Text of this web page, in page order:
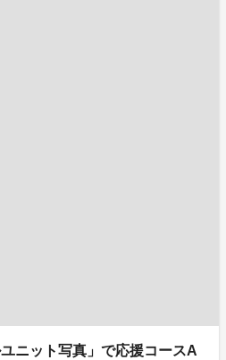
ニット写真」で応援コースA